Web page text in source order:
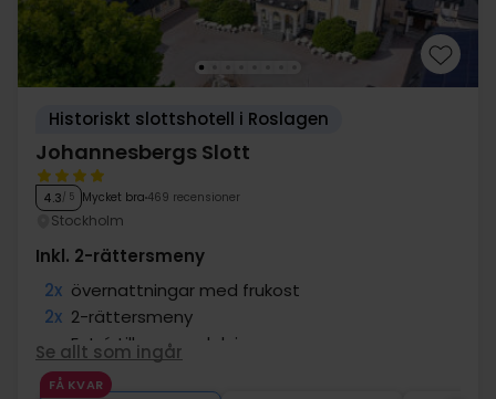
Historiskt slottshotell i Roslagen
Johannesbergs Slott
4.3/ 5 Mycket bra 469 recensioner
Stockholm
Inkl. 2-rättersmeny
2x övernattningar med frukost
2x 2-rättersmeny
∞
Entré till spa-avdelning
∞ Tillgång till gym
Se allt som ingår
FÅ KVAR